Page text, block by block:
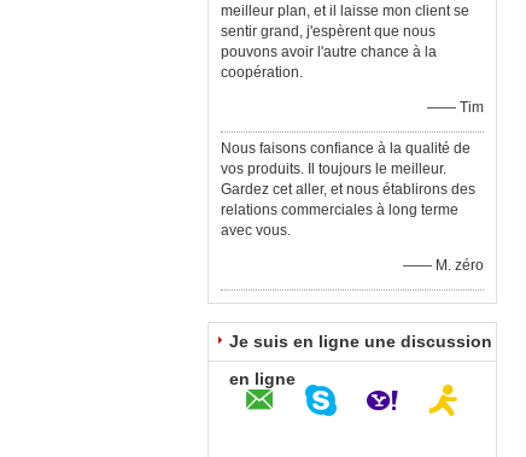
meilleur plan, et il laisse mon client se
sentir grand, j'espèrent que nous
pouvons avoir l'autre chance à la
coopération.
—— Tim
Nous faisons confiance à la qualité de
vos produits. Il toujours le meilleur.
Gardez cet aller, et nous établirons des
relations commerciales à long terme
avec vous.
—— M. zéro
Je suis en ligne une discussion
en ligne